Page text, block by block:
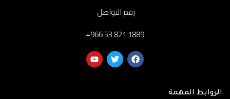
رقم التواصل
‎+966 53 821 1889
الروابط المهمة